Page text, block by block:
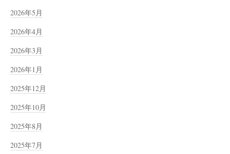
2026年5月
2026年4月
2026年3月
2026年1月
2025年12月
2025年10月
2025年8月
2025年7月